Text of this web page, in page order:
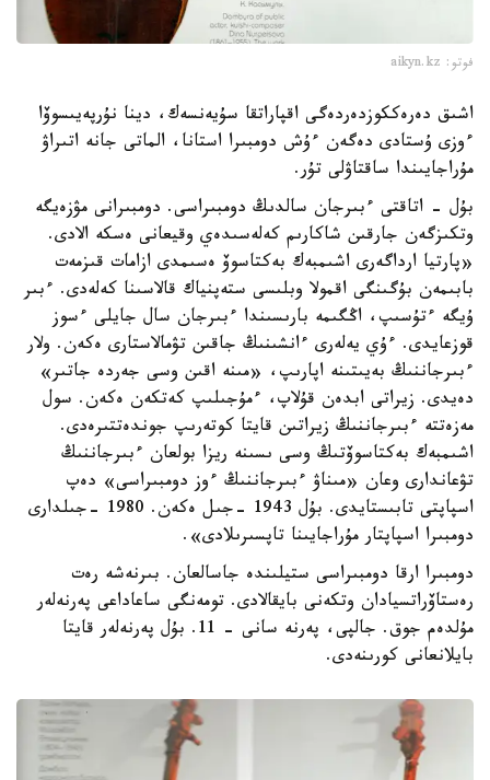
فوتو: aikyn.kz
اشىق دەرەككوزدەردەگى اقپاراتقا سۇيەنسەك، دينا نۇرپەيىسوۆا
ءوزى ۇستادى دەگەن ءۇش دومبىرا استانا، الماتى جانە اتىراۋ
مۇراجايىندا ساقتاۋلى تۇر.
بۇل - اتاقتى ءبىرجان سالدىڭ دومبىراسى. دومبىرانى مۋزەيگە
وتكىزگەن جارقىن شاكارىم كەلەسىدەي وقيعانى ەسكە الادى.
«پارتيا ارداگەرى اشىمبەك بەكتاسوۆ ەسىمدى ازامات قىزمەت
بابىمەن بۇگىنگى اقمولا وبلىسى ستەپنياك قالاسىنا كەلەدى. ءبىر
ۇيگە ءتۇسىپ، اڭگىمە بارىسىندا ءبىرجان سال جايلى ءسوز
قوزعايدى. ءۇي يەلەرى ءانشىنىڭ جاقىن تۋمالاستارى ەكەن. ولار
ءبىرجاننىڭ بەيىتىنە اپارىپ، «مىنە اقىن وسى جەردە جاتىر»
دەيدى. زيراتى ابدەن قۇلاپ، ءمۇجىلىپ كەتكەن ەكەن. سول
مەزەتتە ءبىرجاننىڭ زيراتىن قايتا كوتەرىپ جوندەتتىرەدى.
اشىمبەك بەكتاسوۆتىڭ وسى ىسىنە ريزا بولعان ءبىرجاننىڭ
تۋعاندارى وعان «مىناۋ ءبىرجاننىڭ ءوز دومبىراسى» دەپ
اسپاپتى تابىستايدى. بۇل 1943 -جىل ەكەن. 1980 -جىلدارى
دومبىرا اسپاپتار مۇراجايىنا تاپسىرىلادى».
دومبىرا ارقا دومبىراسى ستيلىندە جاسالعان. بىرنەشە رەت
رەستاۆراتسيادان وتكەنى بايقالادى. تومەنگى ساعاداعى پەرنەلەر
مۇلدەم جوق. جالپى، پەرنە سانى - 11. بۇل پەرنەلەر قايتا
بايلانعانى كورىنەدى.